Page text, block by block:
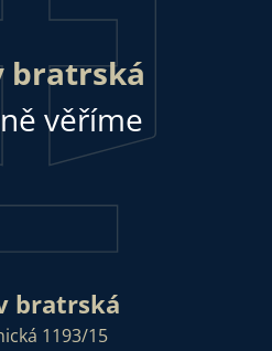
bratrská
věříme
bratrská
1193/15